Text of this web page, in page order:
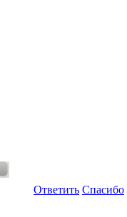
Ответить Спасибо